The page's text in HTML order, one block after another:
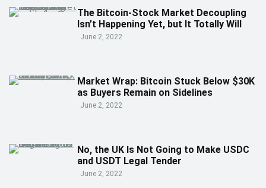
The Bitcoin-Stock Market Decoupling
Isn’t Happening Yet, but It Totally Will
June 2, 2022
Market Wrap: Bitcoin Stuck Below $30K
as Buyers Remain on Sidelines
June 2, 2022
No, the UK Is Not Going to Make USDC
and USDT Legal Tender
June 2, 2022